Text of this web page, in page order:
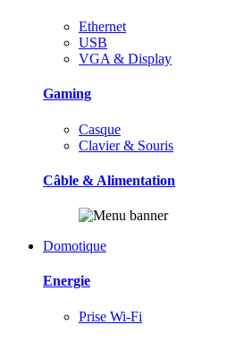
Ethernet
USB
VGA & Display
Gaming
Casque
Clavier & Souris
Câble & Alimentation
Domotique
Energie
Prise Wi-Fi